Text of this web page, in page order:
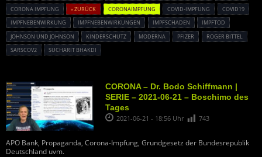
CORONA IMPFUNG
« ZURÜCK CORONAIMPFUNG COVID-IMPFUNG
COVID19
IMPFNEBENWIRKUNG
IMPFNEBENWIRKUNGEN IMPFSCHADEN
IMPFTOD
JOHNSON UND JOHNSON
KINDERSCHUTZ MODERNA PFIZER
ROGER BITTEL
SARSCOV2
SUCHARIT BHAKDI
CORONA – Dr. Bodo Schiffmann |
SERIE – 2021-06-21 – Boschimo des
Tages
2021-06-21 - 18:56 Uhr 743
APO Bank, Propaganda, Corona-Impfung, Grundgesetz der Bundesrepublik
Deutschland uvm.